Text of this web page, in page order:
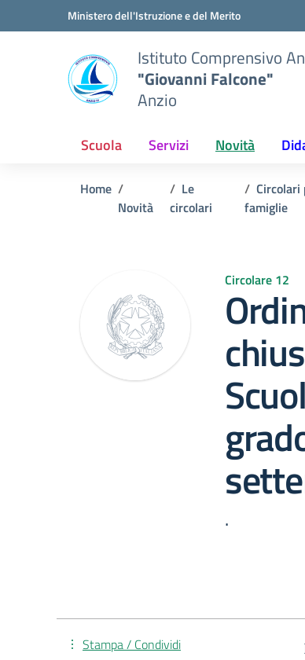
Vai ai contenuti
Vai al menu di navigazioneMinistero dell'Istruzione e del Merito
Istituto Comprensivo
"Giovanni Falcone"
Anzio
Scuola Servizi Novità
Home
Novità
Le
circolari
Circolari
famiglie
Circolare 12
.
Stampa / Condividi